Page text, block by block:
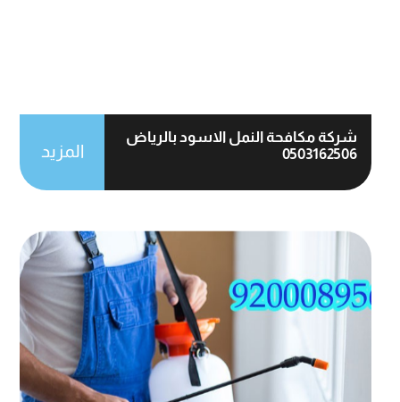
شركة مكافحة النمل الاسود بالرياض
0503162506
المزيد